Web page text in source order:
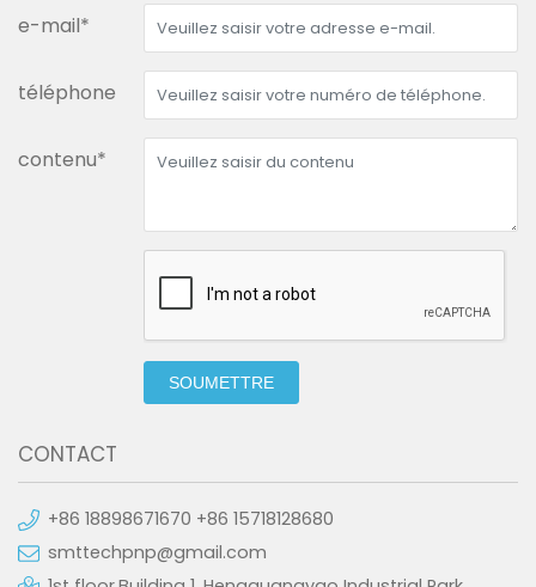
e-mail*
téléphone
contenu*
SOUMETTRE
CONTACT
+86 18898671670 +86 15718128680
smttechpnp@gmail.com